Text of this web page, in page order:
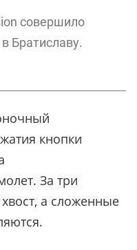
совершило
Братиславу.
кнопки
За три
а сложенные